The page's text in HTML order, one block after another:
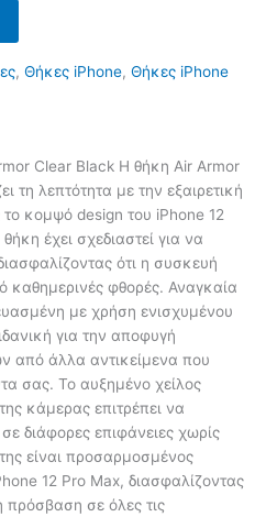
, Θήκες iPhone, Θήκες iPhone
Clear Black Η θήκη Air Armor
τη λεπτότητα με την εξαιρετική
κομψό design του iPhone 12
έχει σχεδιαστεί για να
ότι η συσκευή
φθορές. Αναγκαία
με χρήση ενισχυμένου
για την αποφυγή
από άλλα αντικείμενα που
σας. Το αυξημένο χείλος
κάμερας επιτρέπει να
διάφορες επιφάνειες χωρίς
είναι προσαρμοσμένος
12 Pro Max, διασφαλίζοντας
πρόσβαση σε όλες τις